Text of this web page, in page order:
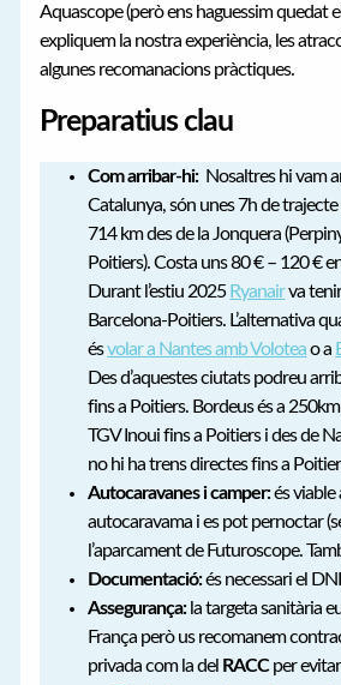
Aquascope (però ens haguessim quedat
expliquem la nostra experiència, les
algunes recomanacions pràctiques.
Preparatius clau
Com arribar-hi:Nosaltres hi vam
Catalunya, són unes 7h de
714 km des de la Jonquera
Poitiers). Costa uns 80 € – 120 €
Durant l’estiu 2025 Ryanairva
Barcelona-Poitiers. L’alternativa
ésvolar a Nantes amb Voloteao a
Des d’aquestes ciutats podreu
fins a Poitiers. Bordeus és a
TGV Inoui fins a Poitiers i des de
no hi ha trens directes fins a
Autocaravanes i camper:és
autocaravama i es pot pernoctar
l’aparcament de Futuroscope.
Documentació:és necessari el
Assegurança:la targeta sanitària
França però us recomanem
privada com la del RACCper